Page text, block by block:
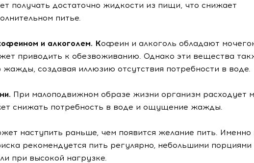
получать достаточно жидкости из пищи, что снижает
питье.
и алкоголем. Кофеин и алкоголь обладают
приводить к обезвоживанию. Однако эти вещества
жажды, создавая иллюзию отсутствия потребности в воде.
При малоподвижном образе жизни организм расходует
снижать потребность в воде и ощущение жажды.
наступить раньше, чем появится желание пить. Именно
рекомендуется пить регулярно, небольшими порциями
при высокой нагрузке.